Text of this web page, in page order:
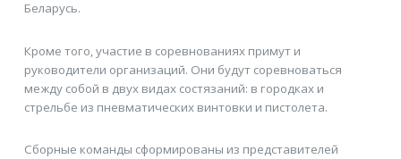
Беларусь.
Кроме того, участие в соревнованиях примут и
руководители организаций. Они будут соревноваться
между собой в двух видах состязаний: в городках и
стрельбе из пневматических винтовки и пистолета.
Сборные команды сформированы из представителей